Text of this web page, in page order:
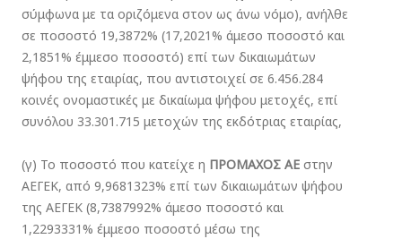
σύμφωνα με τα οριζόμενα στον ως άνω νόμο), ανήλθε
σε ποσοστό 19,3872% (17,2021% άμεσο ποσοστό και
2,1851% έμμεσο ποσοστό) επί των δικαιωμάτων
ψήφου της εταιρίας, που αντιστοιχεί σε 6.456.284
κοινές ονομαστικές με δικαίωμα ψήφου μετοχές, επί
συνόλου 33.301.715 μετοχών της εκδότριας εταιρίας,
(γ) Το ποσοστό που κατείχε η ΠΡΟΜΑΧΟΣ ΑΕ στην
ΑΕΓΕΚ, από 9,9681323% επί των δικαιωμάτων ψήφου
της ΑΕΓΕΚ (8,7387992% άμεσο ποσοστό και
1,2293331% έμμεσο ποσοστό μέσω της